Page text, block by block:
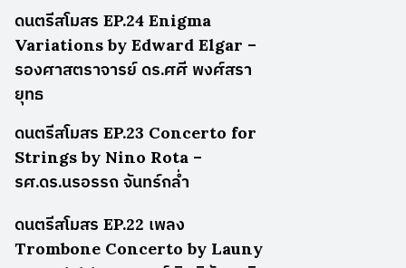
ดนตรีสโมสร EP.24 Enigma
Variations by Edward Elgar –
รองศาสตราจารย์ ดร.ศศี พงศ์สรา
ยุทธ
ดนตรีสโมสร EP.23 Concerto for
Strings by Nino Rota –
รศ.ดร.นรอรรถ จันทร์กล่ำ
ดนตรีสโมสร EP.22 เพลง
Trombone Concerto by Launy